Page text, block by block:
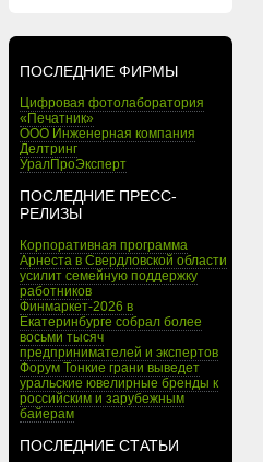
ПОСЛЕДНИЕ ФИРМЫ
Цифровая фотолаборатория
«Печатник»
ООО Инженерная компания
Делтринг
УралПроЭксперт
ПОСЛЕДНИЕ ПРЕСС-
РЕЛИЗЫ
Корпоративная программа
Арнеста в Свердловской области
усилит семейную поддержку
работников
Финмаркет-2026 в
Екатеринбурге собрал более
восьми тысяч
предпринимателей и экспертов
Форум Тонкие грани выведет
уральские ювелирные бренды к
российским и зарубежным
байерам
ПОСЛЕДНИЕ СТАТЬИ